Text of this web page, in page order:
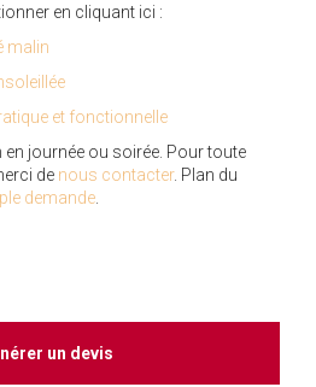
en cliquant ici :
malin
et fonctionnelle
journée ou soirée. Pour toute
de nous contacter. Plan du
demande
un devis